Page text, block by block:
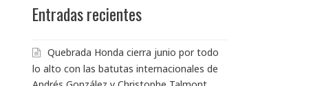
Entradas recientes
Quebrada Honda cierra junio por todo
lo alto con las batutas internacionales de